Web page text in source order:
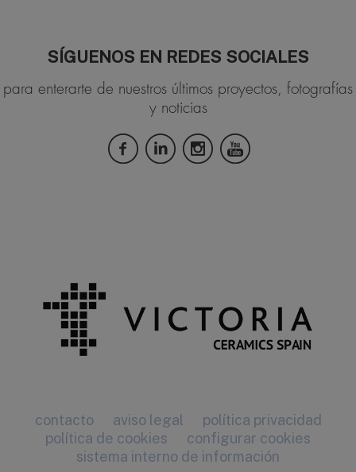
SÍGUENOS EN REDES SOCIALES
para enterarte de nuestros últimos proyectos, fotografías
y noticias
contacto aviso legal
política privacidad
política de cookies
configurar cookies
sistema interno de información